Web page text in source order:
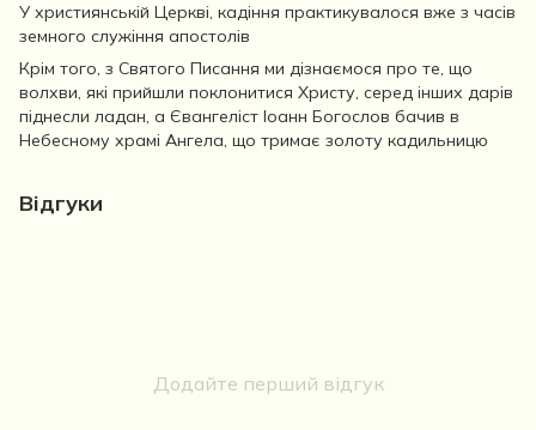
У християнській Церкві, кадіння практикувалося вже з часів
земного служіння апостолів
Крім того, з Святого Писання ми дізнаємося про те, що
волхви, які прийшли поклонитися Христу, серед інших дарів
піднесли ладан, а Євангеліст Іоанн Богослов бачив в
Небесному храмі Ангела, що тримає золоту кадильницю
Відгуки
Додайте перший відгук